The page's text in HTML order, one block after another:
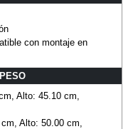
con montaje en
Alto: 45.10 cm,
Alto: 50.00 cm,